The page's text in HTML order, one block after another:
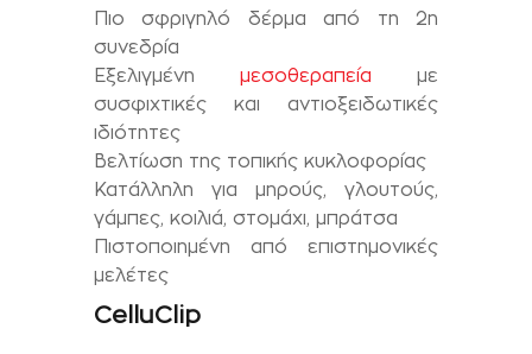
Πιο σφριγηλό δέρμα από τη 2η
συνεδρία
Εξελιγμένη μεσοθεραπεία με
συσφιχτικές και αντιοξειδωτικές
ιδιότητες
Βελτίωση της τοπικής κυκλοφορίας
Κατάλληλη για μηρούς, γλουτούς,
γάμπες, κοιλιά, στομάχι, μπράτσα
Πιστοποιημένη από επιστημονικές
μελέτες
CelluClip